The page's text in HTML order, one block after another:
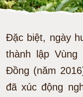
Đặc biệt, ngày
thành lập
Ðồng (năm
đã xúc động